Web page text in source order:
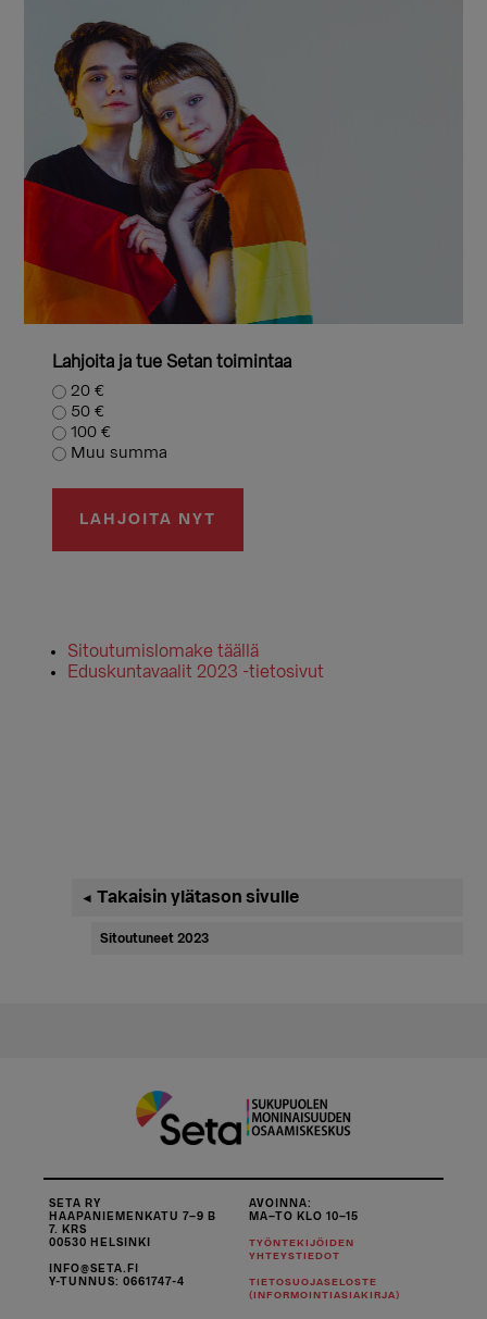
Lahjoita ja tue Setan toimintaa
20 €
50 €
100 €
Muu summa
Sitoutumislomake täällä
Eduskuntavaalit 2023 -tietosivut
Ensisijainen
sivupalkki
◄ Takaisin ylätason sivulle
Sitoutuneet 2023
SETA RY
HAAPANIEMENKATU 7–9 B
7. KRS
00530 HELSINKI
INFO@SETA.FI
Y-TUNNUS: 0661747-4
AVOINNA:
MA–TO KLO 10–15
TYÖNTEKIJÖIDEN
YHTEYSTIEDOT
TIETOSUOJASELOSTE
(INFORMOINTIASIAKIRJA)